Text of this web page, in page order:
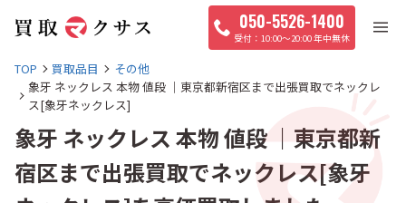
050-5526-1400
10:00〜20:00 年中無休
TOP 買取品目
その他
象牙 ネックレス 本物 値段 ｜東京都新宿区まで出張買取でネックレ
ス[象牙ネックレス]
象牙 ネックレス 本物 値段 ｜東京都新
宿区まで出張買取でネックレス[象牙